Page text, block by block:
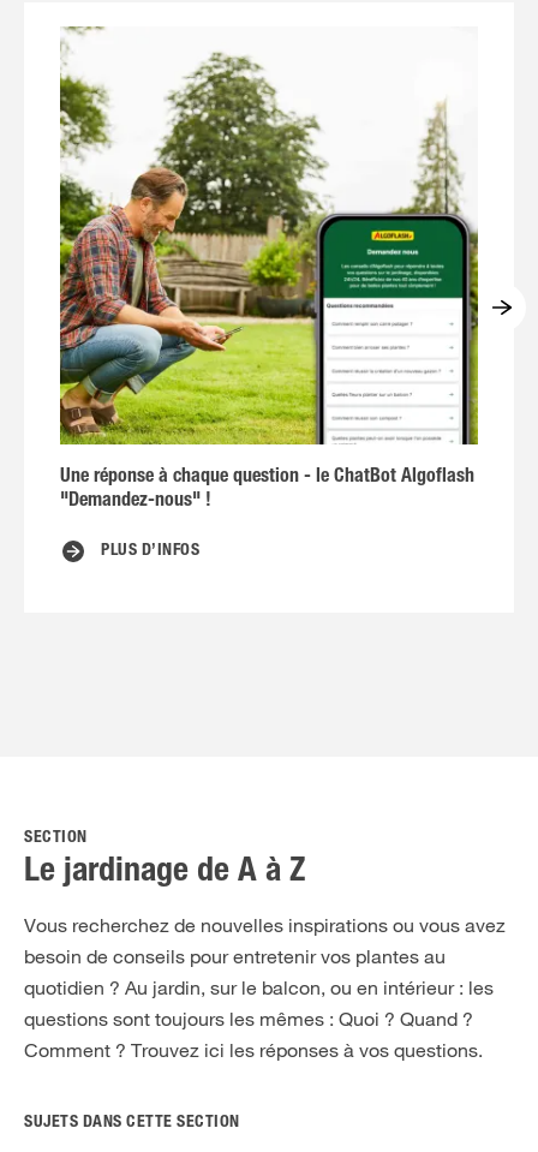
Une réponse à chaque question - le ChatBot Algoflash
"Demandez-nous" !
PLUS D’INFOS
SECTION
Le jardinage de A à Z
Vous recherchez de nouvelles inspirations ou vous avez
besoin de conseils pour entretenir vos plantes au
quotidien ? Au jardin, sur le balcon, ou en intérieur : les
questions sont toujours les mêmes : Quoi ? Quand ?
Comment ? Trouvez ici les réponses à vos questions.
SUJETS DANS CETTE SECTION